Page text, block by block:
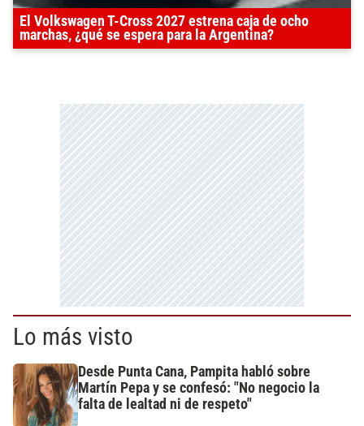
El Volkswagen T-Cross 2027 estrena caja de ocho
marchas, ¿qué se espera para la Argentina?
Lo más visto
Desde Punta Cana, Pampita habló sobre
Martín Pepa y se confesó: "No negocio la
falta de lealtad ni de respeto"